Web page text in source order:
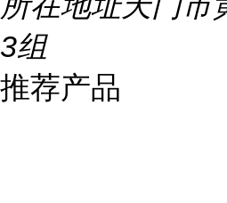
3组
推荐产品